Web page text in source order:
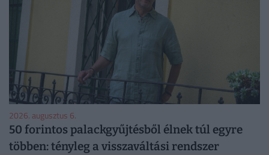
2026. augusztus 6.
50 forintos palackgyűjtésből élnek túl egyre
többen: tényleg a visszaváltási rendszer